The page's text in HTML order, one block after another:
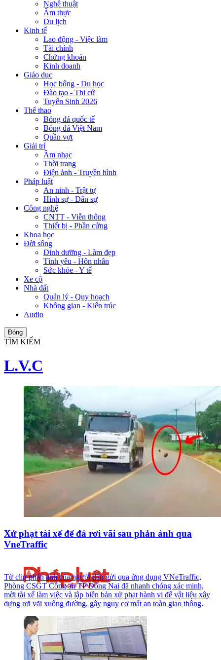
Nghệ thuật
Ẩm thực
Du lịch
Kinh tế
Lao động - Việc làm
Tài chính
Chứng khoán
Kinh doanh
Giáo dục
Học bổng - Du học
Đào tạo - Thi cử
Tuyển Sinh 2026
Thể thao
Bóng đá quốc tế
Bóng đá Việt Nam
Quần vợt
Giải trí
Âm nhạc
Thời trang
Điện ảnh - Truyền hình
Pháp luật
An ninh - Trật tự
Hình sự - Dân sự
Công nghệ
CNTT - Viễn thông
Thiết bị - Phần cứng
Khoa học
Đời sống
Dinh dưỡng - Làm đẹp
Tình yêu - Hôn nhân
Sức khỏe - Y tế
Xe cộ
Nhà đất
Quản lý - Quy hoạch
Không gian - Kiến trúc
Audio
Đóng
TÌM KIẾM
L.V.C
Xử phạt tài xế để đá rơi vãi sau phản ánh qua
VneTraffic
Từ clip phản ánh của người dân gửi qua ứng dụng VNeTraffic,
Phòng CSGT Công an TP Đồng Nai đã nhanh chóng xác minh,
mời tài xế làm việc và lập biên bản xử phạt hành vi để vật liệu xây
dựng rơi vãi xuống đường, gây nguy cơ mất an toàn giao thông.